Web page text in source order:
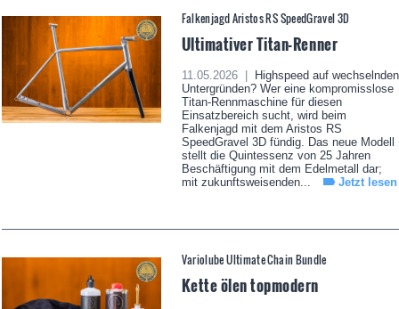
Falkenjagd Aristos RS SpeedGravel 3D
Ultimativer Titan-Renner
11.05.2026 |
Highspeed auf wechselnden
Untergründen? Wer eine kompromisslose
Titan-Rennmaschine für diesen
Einsatzbereich sucht, wird beim
Falkenjagd mit dem Aristos RS
SpeedGravel 3D fündig. Das neue Modell
stellt die Quintessenz von 25 Jahren
Beschäftigung mit dem Edelmetall dar;
mit zukunftsweisenden...
Jetzt lesen
Variolube Ultimate Chain Bundle
Kette ölen topmodern